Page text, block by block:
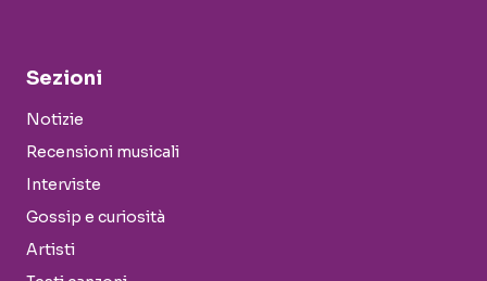
Sezioni
Notizie
Recensioni musicali
Interviste
Gossip e curiosità
Artisti